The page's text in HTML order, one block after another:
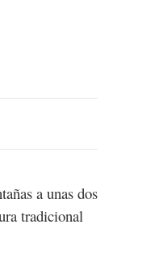
a unas dos
tradicional